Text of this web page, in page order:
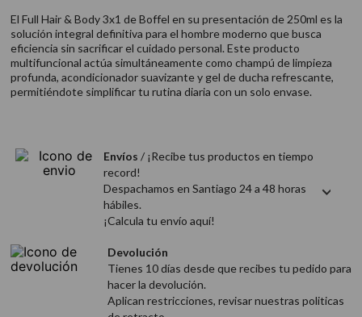
El Full Hair & Body 3x1 de Boffel en su presentación de 250ml es la
solución integral definitiva para el hombre moderno que busca
eficiencia sin sacrificar el cuidado personal. Este producto
multifuncional actúa simultáneamente como champú de limpieza
profunda, acondicionador suavizante y gel de ducha refrescante,
permitiéndote simplificar tu rutina diaria con un solo envase.
Envíos / ¡Recibe tus productos en tiempo
record!
Despachamos en Santiago 24 a 48 horas
hábiles.
¡Calcula tu envío aquí!
Devolución
Tienes 10 días desde que recibes tu pedido para
hacer la devolución.
Aplican restricciones, revisar nuestras politicas
9. acondicionador
10. protector térmico